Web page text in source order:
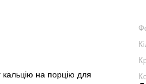
на порцію для